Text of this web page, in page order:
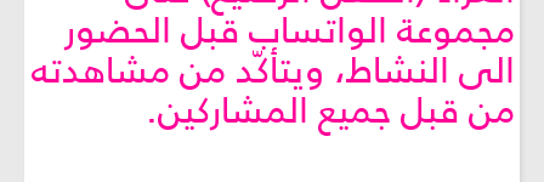
مجموعة الواتساب قبل الحضور
الى النشاط، ويتأكّد من مشاهدته
من قبل جميع المشاركين.